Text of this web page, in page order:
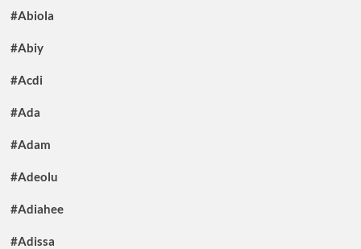
#Abiola
#Abiy
#Acdi
#Ada
#Adam
#Adeolu
#Adiahee
#Adissa